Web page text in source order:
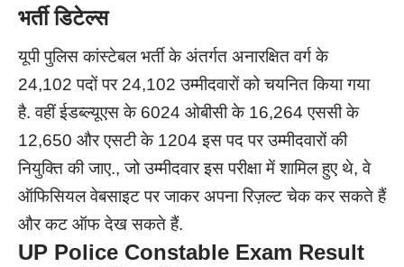
भर्ती डिटेल्स
यूपी पुलिस कांस्टेबल भर्ती के अंतर्गत अनारक्षित वर्ग के
24,102 पदों पर 24,102 उम्मीदवारों को चयनित किया गया
है. वहीं ईडब्ल्यूएस के 6024 ओबीसी के 16,264 एससी के
12,650 और एसटी के 1204 इस पद पर उम्मीदवारों की
नियुक्ति की जाए., जो उम्मीदवार इस परीक्षा में शामिल हुए थे, वे
ऑफिसियल वेबसाइट पर जाकर अपना रिज़ल्ट चेक कर सकते हैं
और कट ऑफ देख सकते हैं.
UP Police Constable Exam Result